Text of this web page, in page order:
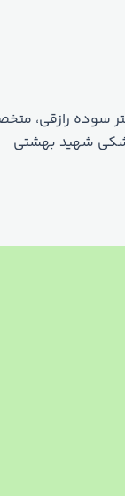
سوده رازقی،
شهید بهشتی